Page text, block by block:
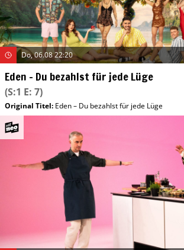
Do, 06.08 22:20
Eden – Du bezahlst für jede Lüge
(S:1 E: 7)
Original Titel: Eden – Du bezahlst für jede Lüge